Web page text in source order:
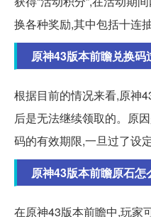
换各种奖励,其中包括十连
原神43版本前瞻兑换
根据目前的情况来看,原神
后是无法继续领取的。原
码的有效期限,一旦过了设
原神43版本前瞻原石怎
在原神43版本前瞻中,玩家